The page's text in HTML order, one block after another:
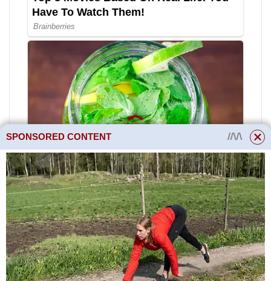
SPONSORED CONTENT